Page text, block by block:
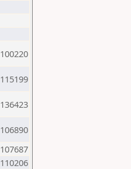
100220
115199
136423
106890
107687
110206